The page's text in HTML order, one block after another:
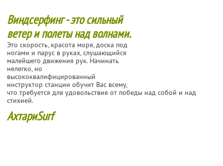
Виндсерфинг - это сильный
ветер и полеты над волнами.
Это скорость, красота моря, доска под
ногами и парус в руках, слушающийся
малейшего движения рук. Начинать
нелегко, но
высококвалифицированный
инструктор станции обучит Вас всему,
что требуется для удовольствия от победы над собой и над
стихией.
АхтариSurf